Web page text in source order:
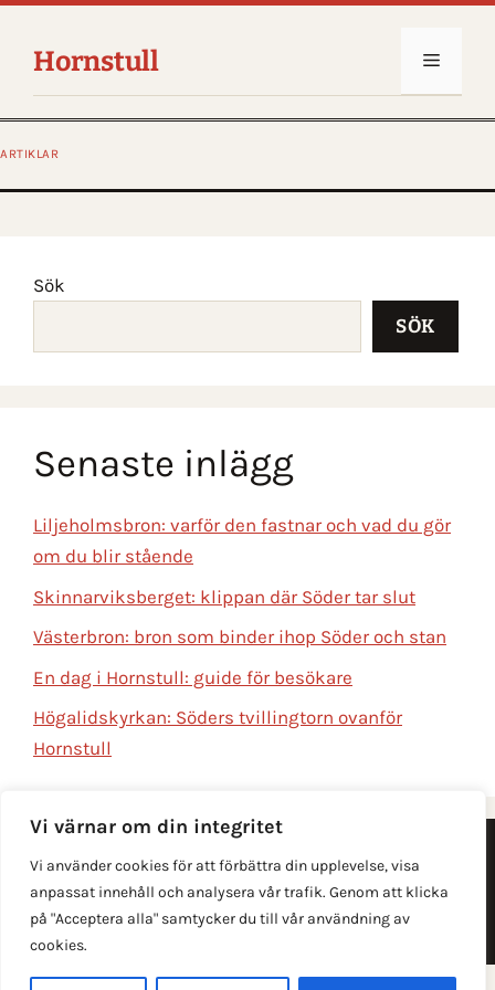
Vi värnar om din integritet
Vi använder cookies för att förbättra din upplevelse, visa
anpassat innehåll och analysera vår trafik. Genom att klicka
på "Acceptera alla" samtycker du till vår användning av
cookies.
innehållHornstull Meny
ARTIKLAR
Sök
SÖK
Senaste inlägg
Liljeholmsbron: varför den fastnar och vad du gör
om du blir stående
Skinnarviksberget: klippan där Söder tar slut
Västerbron: bron som binder ihop Söder och stan
En dag i Hornstull: guide för besökare
Högalidskyrkan: Söders tvillingtorn ovanför
Hornstull
Integritetspolicy
© 2026 Hornstull.nu · Din lokala guide till Hornstull på
Södermalm